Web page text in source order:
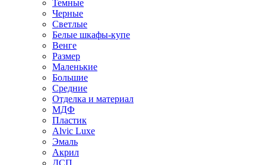
Темные
Черные
Светлые
Белые шкафы-купе
Венге
Размер
Маленькие
Большие
Средние
Отделка и материал
МДФ
Пластик
Alvic Luxe
Эмаль
Акрил
ДСП